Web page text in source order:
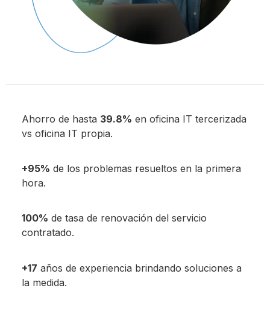
Ahorro de hasta 39.8% en oficina IT tercerizada
vs oficina IT propia.
+95% de los problemas resueltos en la primera
hora.
100% de tasa de renovación del servicio
contratado.
+17 años de experiencia brindando soluciones a
la medida.